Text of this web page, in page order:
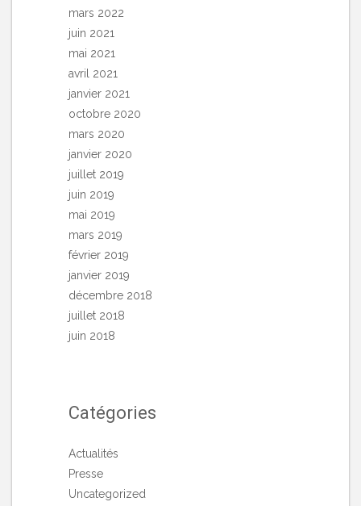
mars 2022
juin 2021
mai 2021
avril 2021
janvier 2021
octobre 2020
mars 2020
janvier 2020
juillet 2019
juin 2019
mai 2019
mars 2019
février 2019
janvier 2019
décembre 2018
juillet 2018
juin 2018
Catégories
Actualités
Presse
Uncategorized